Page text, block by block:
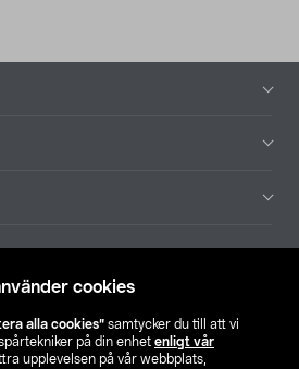
cookies
alla cookies” samtycker du till att vi
på din enhet enligt vår
upplevelsen på vår webbplats,
Hitta butik